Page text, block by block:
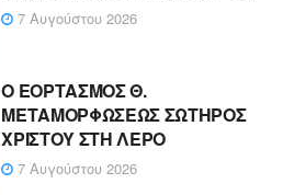
7 Αυγούστου 2026
Ο ΕΟΡΤΑΣΜΟΣ Θ.
ΜΕΤΑΜΟΡΦΩΣΕΩΣ ΣΩΤΗΡΟΣ
ΧΡΙΣΤΟΥ ΣΤΗ ΛΕΡΟ
7 Αυγούστου 2026